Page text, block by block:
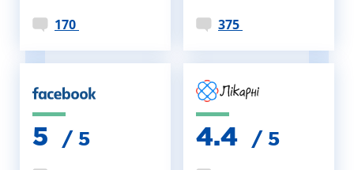
170 375
5 / 5 4.4 / 5